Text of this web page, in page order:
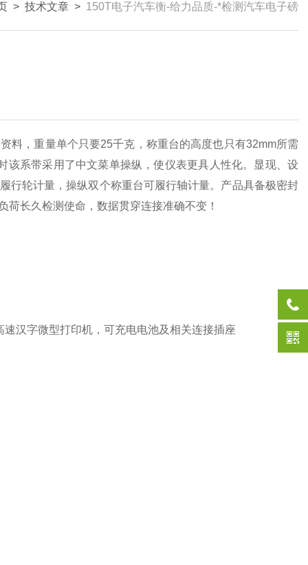
> 技术文章 > 150T电子汽车衡-给力品质-*检测汽车电子磅
料，重量单个只要25千克，称重台的高度也只有32mm所需
该系带采用了中文菜单操纵，使仪表更具人性化。显现、设
行轮计量，操纵双个称重台可履行轴计量。产品具备极密封
长久检测使命，数据贯穿连接准确不变！
汉字微型打印机，可充电电池及相关连接插座